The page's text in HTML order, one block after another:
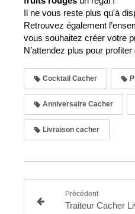
Il ne vous reste plus qu'à
Retrouvez également
vous souhaitez créer votre
N’attendez plus pour
Cocktail Cacher
Anniversaire Cacher
Livraison cacher
Précédent
Traiteur Cacher